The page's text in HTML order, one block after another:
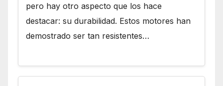
pero hay otro aspecto que los hace
destacar: su durabilidad. Estos motores han
demostrado ser tan resistentes…